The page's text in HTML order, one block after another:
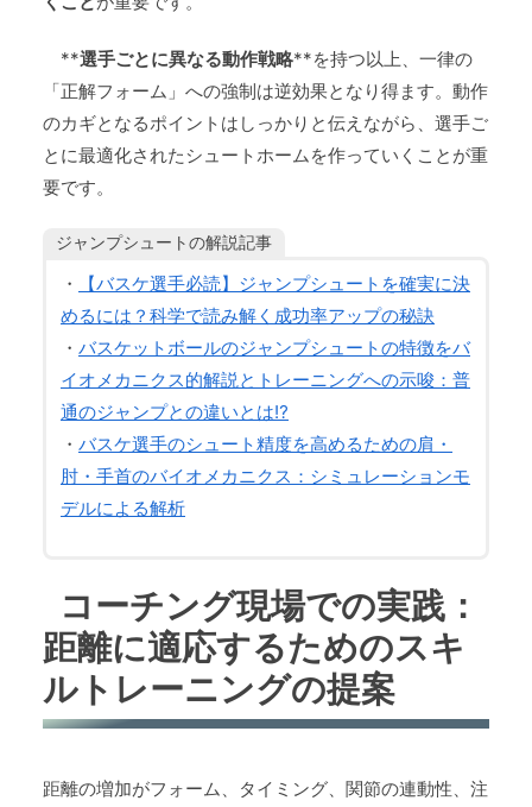
**選手ごとに異なる動作戦略**を持つ以上、一律の
「正解フォーム」への強制は逆効果となり得ます。動作
のカギとなるポイントはしっかりと伝えながら、選手ご
とに最適化されたシュートホームを作っていくことが重
要です。
ジャンプシュートの解説記事
・
【バスケ選手必読】ジャンプシュートを確実に決
めるには？科学で読み解く成功率アップの秘訣
・ バスケットボールのジャンプシュートの特徴をバ
イオメカニクス的解説とトレーニングへの示唆：普
通のジャンプとの違いとは⁉
・ バスケ選手のシュート精度を高めるための肩・
肘・手首のバイオメカニクス：シミュレーションモ
デルによる解析
コーチング現場での実践：
距離に適応するためのスキ
ルトレーニングの提案
距離の増加がフォーム、タイミング、関節の連動性、注